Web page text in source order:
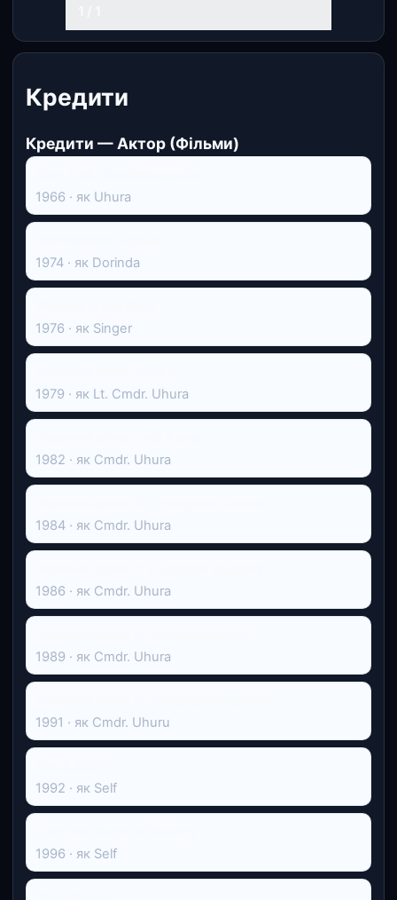
Кредити
Кредити — Актор (Фільми)
1966 · як Uhura
1974 · як Dorinda
1976 · як Singer
1979 · як Lt. Cmdr. Uhura
1982 · як Cmdr. Uhura
1984 · як Cmdr. Uhura
1986 · як Cmdr. Uhura
1989 · як Cmdr. Uhura
1991 · як Cmdr. Uhuru
1992 · як Self
1996 · як Self